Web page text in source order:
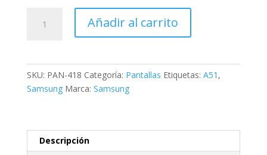
Añadir al carrito
SKU: PAN-418 Categoría: Pantallas Etiquetas: A51 ,
Samsung Marca: Samsung
Descripción